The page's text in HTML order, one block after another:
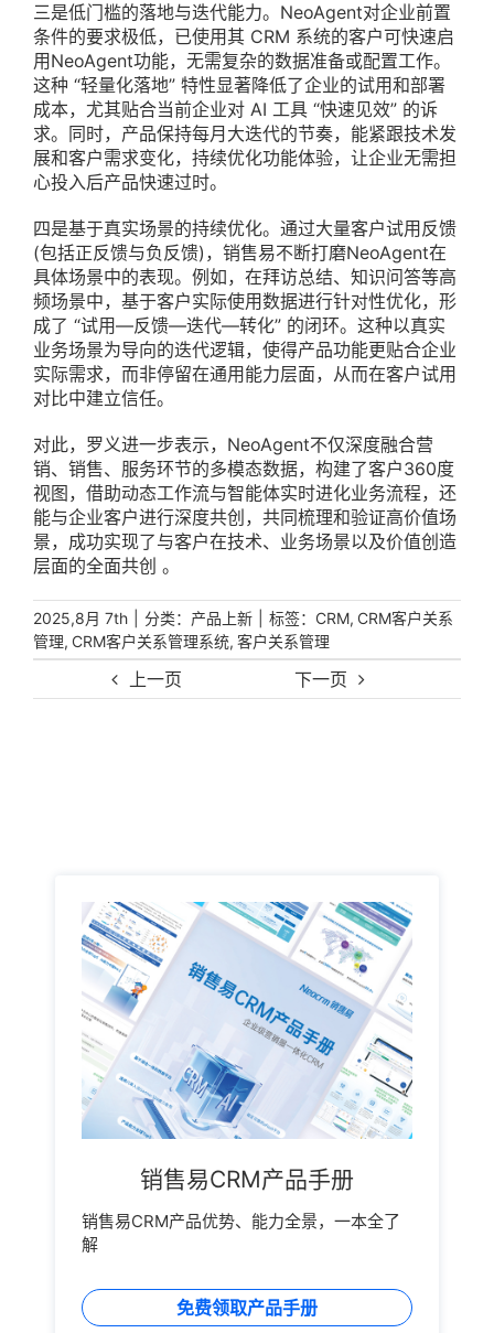
上一页 下一页
三是低门槛的落地与迭代能力。NeoAgent对企业前置
条件的要求极低，已使用其 CRM 系统的客户可快速启
用NeoAgent功能，无需复杂的数据准备或配置工作。
这种 “轻量化落地” 特性显著降低了企业的试用和部署
成本，尤其贴合当前企业对 AI 工具 “快速见效” 的诉
求。同时，产品保持每月大迭代的节奏，能紧跟技术发
展和客户需求变化，持续优化功能体验，让企业无需担
心投入后产品快速过时。
四是基于真实场景的持续优化。通过大量客户试用反馈
(包括正反馈与负反馈)，销售易不断打磨NeoAgent在
具体场景中的表现。例如，在拜访总结、知识问答等高
频场景中，基于客户实际使用数据进行针对性优化，形
成了 “试用—反馈—迭代—转化” 的闭环。这种以真实
业务场景为导向的迭代逻辑，使得产品功能更贴合企业
实际需求，而非停留在通用能力层面，从而在客户试用
对比中建立信任。
对此，罗义进一步表示，NeoAgent不仅深度融合营
销、销售、服务环节的多模态数据，构建了客户360度
视图，借助动态工作流与智能体实时进化业务流程，还
能与企业客户进行深度共创，共同梳理和验证高价值场
景，成功实现了与客户在技术、业务场景以及价值创造
层面的全面共创 。
2025,8月 7th 分类： 产品上新 标签： CRM, CRM客户关系
管理, CRM客户关系管理系统, 客户关系管理
销售易CRM产品手册
销售易CRM产品优势、能力全景，一本全了
解
免费领取产品手册